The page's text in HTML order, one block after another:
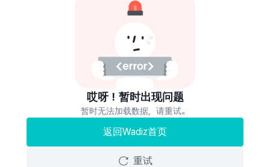
哎呀！暂时出现问题
暂时无法加载数据，请重试。
返回Wadiz首页
重试